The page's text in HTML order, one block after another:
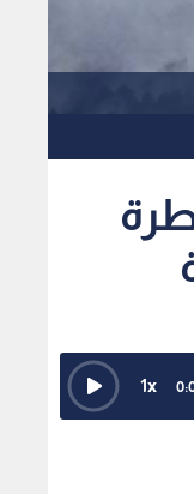
1x